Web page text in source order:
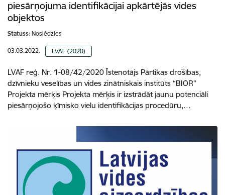
piesārņojuma identifikācijai apkārtējās vides
objektos
Statuss: Noslēdzies
03.03.2022. LVAF (2020)
LVAF reģ. Nr. 1-08/42/2020 Īstenotājs Pārtikas drošības,
dzīvnieku veselības un vides zinātniskais institūts “BIOR”
Projekta mērķis Projekta mērķis ir izstrādāt jaunu potenciāli
piesārņojošo ķīmisko vielu identifikācijas procedūru,…